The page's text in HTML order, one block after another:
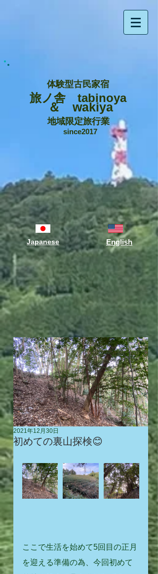
体験型古民家宿
旅ノ舎 tabinoya
＆ wakiya
地域限定旅行業
since2017
Japanese English
初めての裏山探検😊
2021年12月30日
ここで生活を始めて5回目の正月
を迎える準備の為、今回初めて